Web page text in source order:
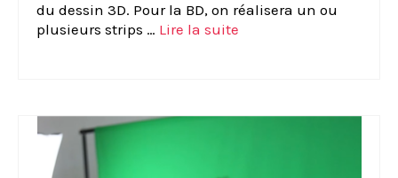
du dessin 3D. Pour la BD, on réalisera un ou
plusieurs strips … Lire la suite­­